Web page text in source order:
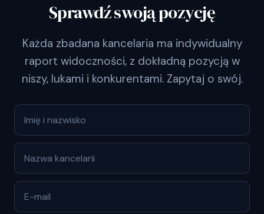
Sprawdź swoją pozycję
Każda zbadana kancelaria ma indywidualny
raport widoczności, z dokładną pozycją w
niszy, lukami i konkurentami. Zapytaj o swój.